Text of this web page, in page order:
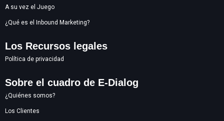
A su vez el Juego
¿Qué es el Inbound Marketing?
Los Recursos legales
Política de privacidad
Sobre el cuadro de E-Dialog
¿Quiénes somos?
Los Clientes